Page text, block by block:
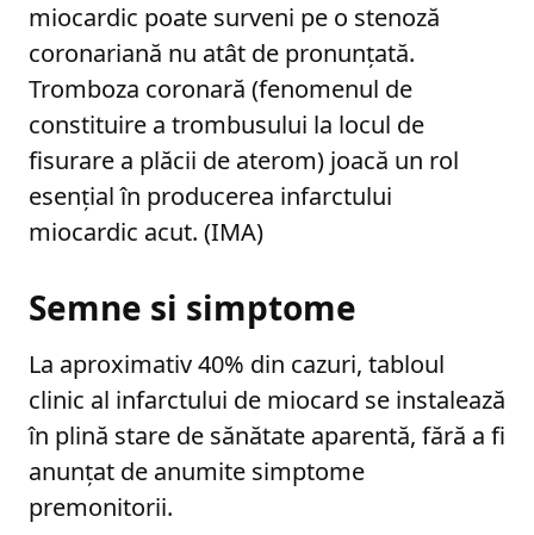
miocardic poate surveni pe o stenoză
coronariană nu atât de pronunţată.
Tromboza coronară (fenomenul de
constituire a trombusului la locul de
fisurare a plăcii de aterom) joacă un rol
esențial în producerea infarctului
miocardic acut. (IMA)
Semne si simptome
La aproximativ 40% din cazuri, tabloul
clinic al infarctului de miocard se instalează
în plină stare de sănătate aparentă, fără a fi
anunțat de anumite simptome
premonitorii.